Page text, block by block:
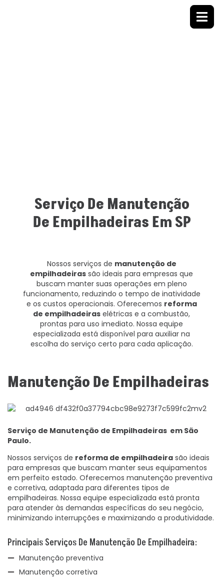
Serviço De Manutenção
De Empilhadeiras Em SP
Nossos serviços de manutenção de
empilhadeiras são ideais para empresas que
buscam manter suas operações em pleno
funcionamento, reduzindo o tempo de inatividade
e os custos operacionais. Oferecemos reforma
de empilhadeiras elétricas e a combustão,
prontas para uso imediato. Nossa equipe
especializada está disponível para auxiliar na
escolha do serviço certo para cada aplicação.
Manutenção De Empilhadeiras
Serviço de Manutenção de Empilhadeiras em São
Paulo.
Nossos serviços de reforma de empilhadeira são ideais
para empresas que buscam manter seus equipamentos
em perfeito estado. Oferecemos manutenção preventiva
e corretiva, adaptada para diferentes tipos de
empilhadeiras. Nossa equipe especializada está pronta
para atender às demandas específicas do seu negócio,
minimizando interrupções e maximizando a produtividade.
Principais Serviços De Manutenção De Empilhadeira:
Manutenção preventiva
Manutenção corretiva